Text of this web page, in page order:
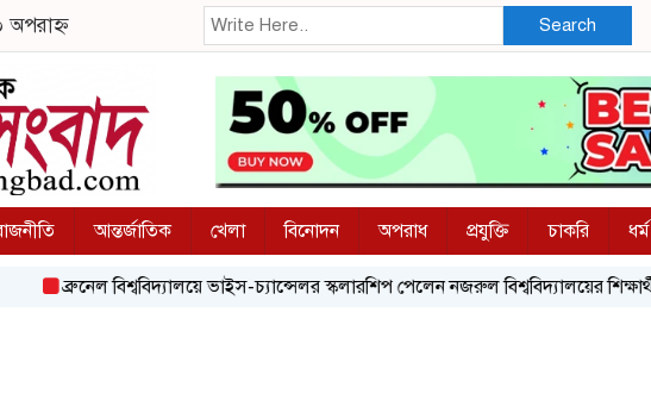
Search
আন্তর্জাতিক খেলা বিনোদন অপরাধ প্রযুক্তি চাকরি ধর্ম
ব্রুনেল বিশ্ববিদ্যালয়ে ভাইস-চ্যান্সেলর স্কলারশিপ পেলেন নজরুল বিশ্ববিদ্যালয়ের শিক্ষার্থী মুমিন